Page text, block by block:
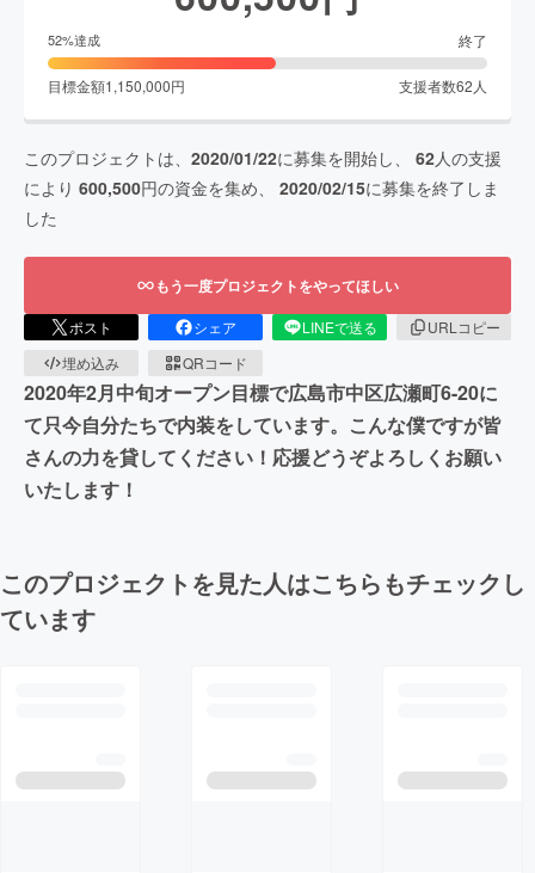
52%達成 終了
目標金額1,150,000円 支援者数62 人
このプロジェクトは、 2020/01/22に募集を開始し、 62人の支援
により 600,500円の資金を集め、 2020/02/15に募集を終了しま
した
もう一度プロジェクトをやってほしい
ポスト シェア LINEで送る
URLコピー
埋め込み
QRコード
2020年2月中旬オープン目標で広島市中区広瀬町6-20に
て只今自分たちで内装をしています。こんな僕ですが皆
さんの力を貸してください！応援どうぞよろしくお願い
いたします！
このプロジェクトを見た人はこちらもチェックし
ています